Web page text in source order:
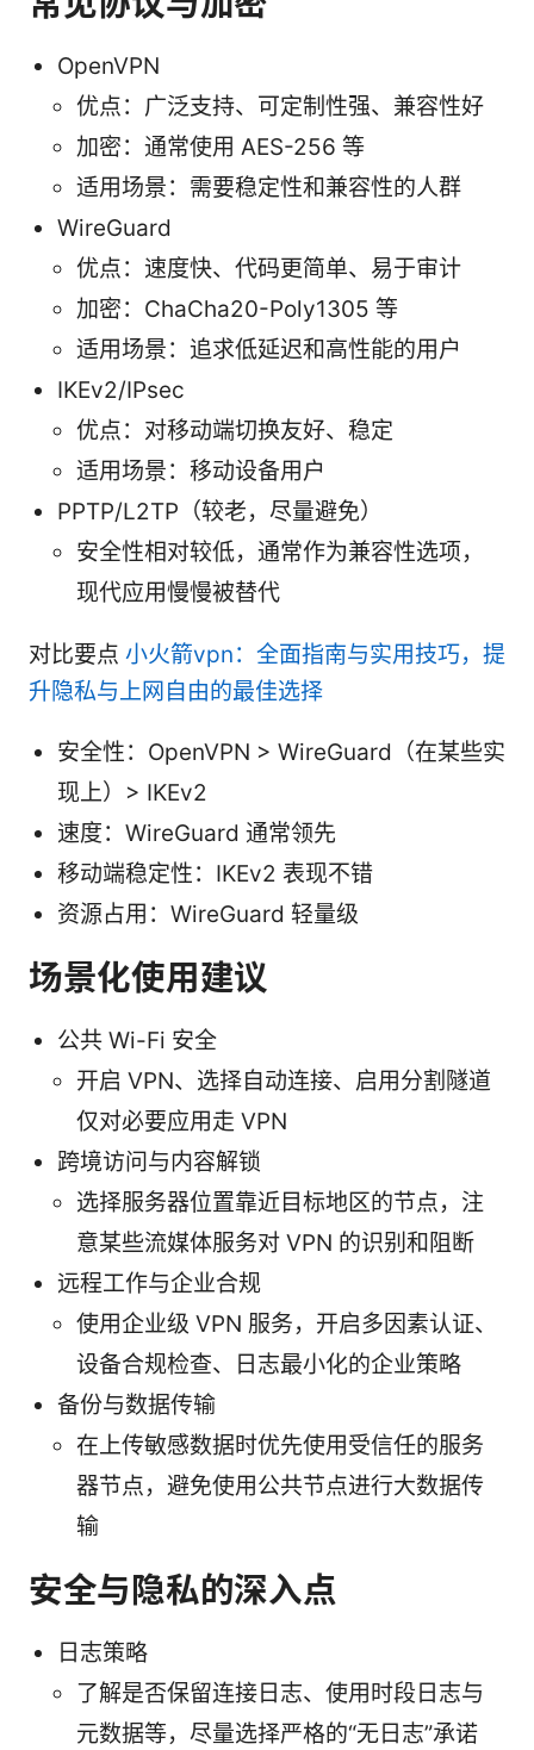
OpenVPN
优点：广泛支持、可定制性强、兼容性好
加密：通常使用 AES-256 等
适用场景：需要稳定性和兼容性的人群
WireGuard
优点：速度快、代码更简单、易于审计
加密：ChaCha20-Poly1305 等
适用场景：追求低延迟和高性能的用户
IKEv2/IPsec
优点：对移动端切换友好、稳定
适用场景：移动设备用户
PPTP/L2TP（较老，尽量避免）
安全性相对较低，通常作为兼容性选项，
现代应用慢慢被替代
对比要点 小火箭vpn：全面指南与实用技巧，提
升隐私与上网自由的最佳选择
安全性：OpenVPN > WireGuard（在某些实
现上）> IKEv2
速度：WireGuard 通常领先
移动端稳定性：IKEv2 表现不错
资源占用：WireGuard 轻量级
场景化使用建议
公共 Wi-Fi 安全
开启 VPN、选择自动连接、启用分割隧道
仅对必要应用走 VPN
跨境访问与内容解锁
选择服务器位置靠近目标地区的节点，注
意某些流媒体服务对 VPN 的识别和阻断
远程工作与企业合规
使用企业级 VPN 服务，开启多因素认证、
设备合规检查、日志最小化的企业策略
备份与数据传输
在上传敏感数据时优先使用受信任的服务
器节点，避免使用公共节点进行大数据传
输
安全与隐私的深入点
日志策略
了解是否保留连接日志、使用时段日志与
元数据等，尽量选择严格的“无日志”承诺